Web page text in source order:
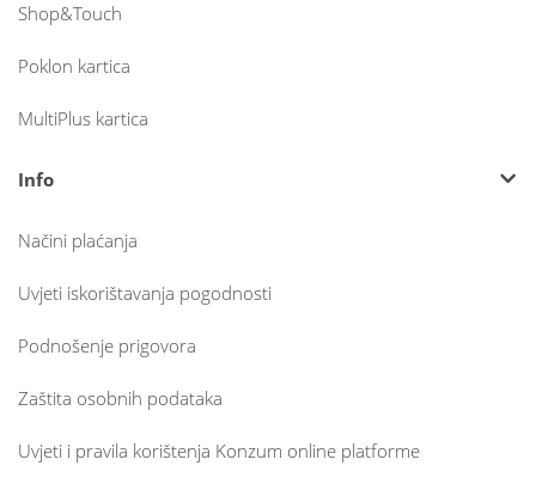
Shop&Touch
Poklon kartica
MultiPlus kartica
Info
Načini plaćanja
Uvjeti iskorištavanja pogodnosti
Podnošenje prigovora
Zaštita osobnih podataka
Uvjeti i pravila korištenja Konzum online platforme